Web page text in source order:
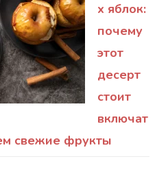
х яблок:
почему
этот
десерт
стоит
включат
свежие фрукты